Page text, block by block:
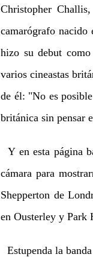
Christopher
camarógrafo nacido
hizo su debut
varios cineastas
de él: "No es
británica sin pensar
Y en esta página
cámara para
Shepperton de
en Ousterley y Park
Estupenda la